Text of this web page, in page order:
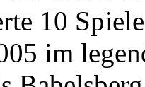
10
im